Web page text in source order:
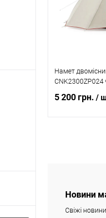
В обране
Намет
CNK2300ZP024
5 200 грн. /
В обране
Новини
Свіжі